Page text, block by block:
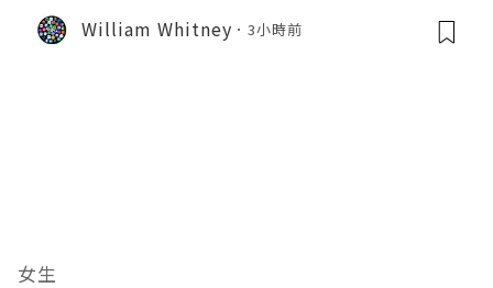
William Whitney 3小時前
女生